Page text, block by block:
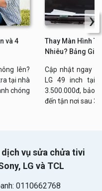
và 4
lên?
tại nhà
chóng
Thay Màn Hình
Nhiêu? Bảng Giá
Cập nhật ngay
LG 49 inch tại
3.500.000đ, bảo
đến tận nơi sau
›
vụ sửa chửa tivi
LG và TCL
0110662768